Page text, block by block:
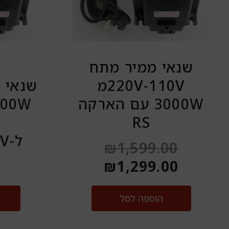
שנאי ממיר מתח
220V-110Vמ
3000W עם הארקה
RS
₪1,599.00
₪1,299.00
הוספה לסל
שנאי
ל-110V+הארקה